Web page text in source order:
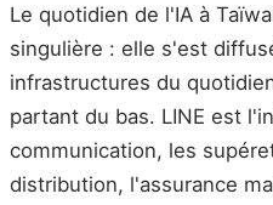
Le quotidien de l'IA à
singulière : elle s'est
infrastructures du
partant du bas. LINE est
communication, les
distribution, l'assurance